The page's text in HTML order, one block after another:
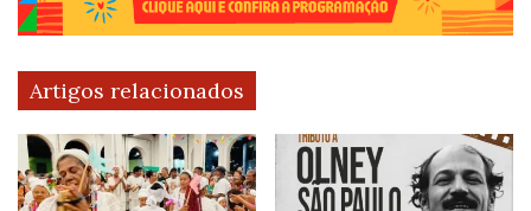
Artigos relacionados